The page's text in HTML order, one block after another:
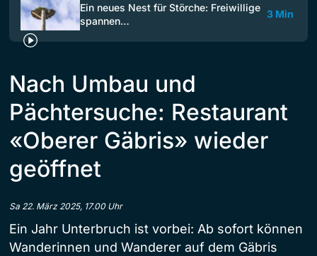
Ein neues Nest für Störche: Freiwillige
spannen…
3 Min
Nach Umbau und
Pächtersuche: Restaurant
«Oberer Gäbris» wieder
geöffnet
Sa 22. März 2025, 17.00 Uhr
Ein Jahr Unterbruch ist vorbei: Ab sofort können
Wanderinnen und Wanderer auf dem Gäbris